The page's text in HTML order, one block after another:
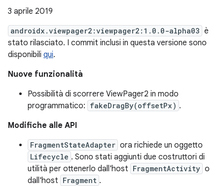
3 aprile 2019
androidx.viewpager2:viewpager2:1.0.0-alpha03 è
stato rilasciato. I commit inclusi in questa versione sono
disponibili qui.
Nuove funzionalità
Possibilità di scorrere ViewPager2 in modo
programmatico: fakeDragBy(offsetPx) .
Modifiche alle API
FragmentStateAdapter ora richiede un oggetto
Lifecycle . Sono stati aggiunti due costruttori di
utilità per ottenerlo dall'host FragmentActivity o
dall'host Fragment .